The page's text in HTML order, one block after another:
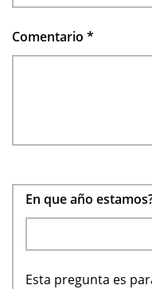
Comentario *
En que año
Esta pregunta es